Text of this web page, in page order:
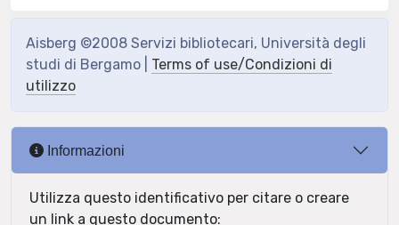
Aisberg ©2008 Servizi bibliotecari, Università degli
studi di Bergamo | Terms of use/Condizioni di
utilizzo
Informazioni
Utilizza questo identificativo per citare o creare
un link a questo documento: